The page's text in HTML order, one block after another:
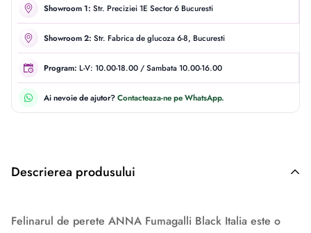
Showroom 1: Str. Preciziei 1E Sector 6 Bucuresti
Showroom 2: Str. Fabrica de glucoza 6-8, Bucuresti
Program: L-V: 10.00-18.00 / Sambata 10.00-16.00
Ai nevoie de ajutor?Contacteaza-ne pe WhatsApp.
Descrierea produsului
Felinarul de perete ANNA Fumagalli Black Italia este o